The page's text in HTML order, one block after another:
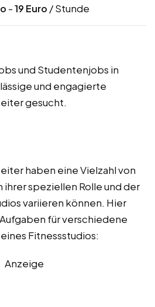
-19 Euro / Stunde
und Studentenjobs in
und engagierte
gesucht.
haben eine Vielzahl von
ihrer speziellen Rolle und der
variieren können. Hier
für verschiedene
Fitnessstudios:
Anzeige